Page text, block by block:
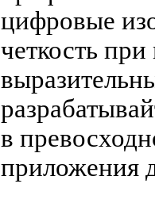
цифровые
четкость
в
приложения